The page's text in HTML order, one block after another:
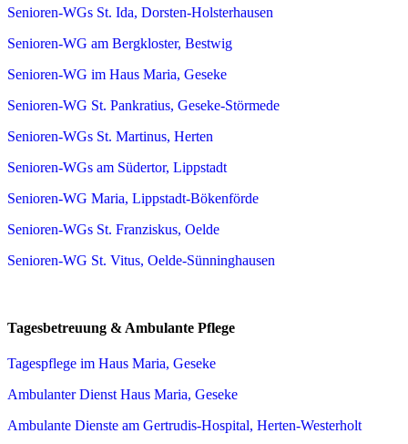
Senioren-WGs St. Ida, Dorsten-Holsterhausen
Senioren-WG am Bergkloster, Bestwig
Senioren-WG im Haus Maria, Geseke
Senioren-WG St. Pankratius, Geseke-Störmede
Senioren-WGs St. Martinus, Herten
Senioren-WGs am Südertor, Lippstadt
Senioren-WG Maria, Lippstadt-Bökenförde
Senioren-WGs St. Franziskus, Oelde
Senioren-WG St. Vitus, Oelde-Sünninghausen
Tagesbetreuung & Ambulante Pflege
Tagespflege im Haus Maria, Geseke
Ambulanter Dienst Haus Maria, Geseke
Ambulante Dienste am Gertrudis-Hospital, Herten-Westerholt